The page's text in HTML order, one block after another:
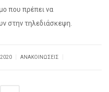
που πρέπει να
στην τηλεδιάσκεψη.
ΑΝΑΚΟΙΝΏΣΕΙΣ